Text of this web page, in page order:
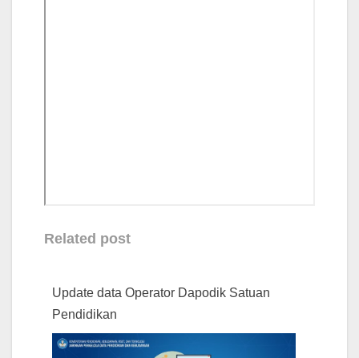
Related post
Update data Operator Dapodik Satuan
Pendidikan